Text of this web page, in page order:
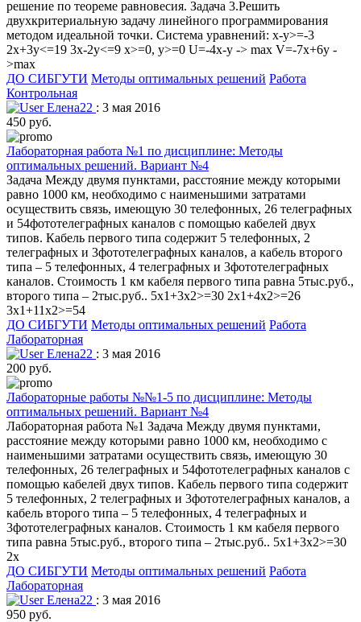
решение по теореме равновесия. Задача 3.Решить
двухкритериальную задачу линейного программирования
методом идеальной точки. Система уравнений: x-y>=-3
2x+3y<=19 3x-2y<=9 x>=0, y>=0 U=-4x-y -> max V=-7x+6y -
>max
ДО СИБГУТИ Методы оптимальных решений Работа
Контрольная
Елена22 : 3 мая 2016
450 руб.
Лабораторная работа №1 по дисциплине: Методы
оптимальных решений. Вариант №4
Задача Между двумя пунктами, расстояние между которыми
равно 1000 км, необходимо с наименьшими затратами
осуществить связь, имеющую 30 телефонных, 26 телеграфных
и 54фототелеграфных каналов с помощью кабелей двух
типов. Кабель первого типа содержит 5 телефонных, 2
телеграфных и 3фототелеграфных каналов, а кабель второго
типа – 5 телефонных, 4 телеграфных и 3фототелеграфных
каналов. Стоимость 1 км кабеля первого типа равна 5тыс.руб.,
второго типа – 2тыс.руб.. 5x1+3x2>=30 2x1+4x2>=26
3x1+11x2>=54
ДО СИБГУТИ Методы оптимальных решений Работа
Лабораторная
Елена22 : 3 мая 2016
200 руб.
Лабораторные работы №№1-5 по дисциплине: Методы
оптимальных решений. Вариант №4
Лабораторная работа №1 Задача Между двумя пунктами,
расстояние между которыми равно 1000 км, необходимо с
наименьшими затратами осуществить связь, имеющую 30
телефонных, 26 телеграфных и 54фототелеграфных каналов с
помощью кабелей двух типов. Кабель первого типа содержит
5 телефонных, 2 телеграфных и 3фототелеграфных каналов, а
кабель второго типа – 5 телефонных, 4 телеграфных и
3фототелеграфных каналов. Стоимость 1 км кабеля первого
типа равна 5тыс.руб., второго типа – 2тыс.руб.. 5x1+3x2>=30
2x
ДО СИБГУТИ Методы оптимальных решений Работа
Лабораторная
Елена22 : 3 мая 2016
950 руб.